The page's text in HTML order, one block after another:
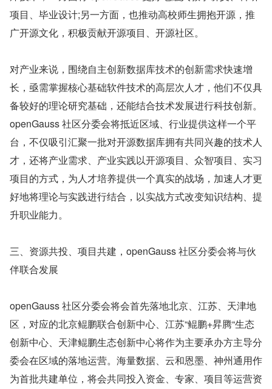
项目、毕业设计;另一方面，也推动高校师生拥抱开源，推
广开源文化，积极贡献开源项目、开源社区。
对产业来说，围绕自主创新数据库技术的创新需求快速增
长，亟需掌握核心基础软件技术的高层次人才，他们不仅具
备较好的理论研究基础，还能结合技术发展进行科技创新。
openGauss 社区分委会将抵近区域、行业提供这样一个平
台，不仅吸引汇聚一批对开源数据库拥有共同兴趣的技术人
才，还将产业需求、产业实践以开源项目、众智项目、实习
项目的方式，为人才培养提供一个真实的战场，加速人才更
好地将理论与实践进行结合，以实战方式改变知识结构、提
升职业能力。
三、资源共投、项目共建，openGauss 社区分委会将与伙
伴联合发展
openGauss 社区分委会将会首先落地北京、江苏、天津地
区，对应的北京鲲鹏联合创新中心、江苏“鲲鹏+昇腾“生态
创新中心、天津鲲鹏生态创新中心将作为主要承办方主导分
委会在区域的落地运营。海量数据、云和恩墨、神州通用作
为首批共建单位，将会共同投入资金、专家、项目等运营资